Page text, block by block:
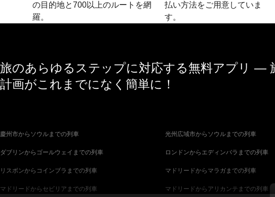
の目的地と700以上のルートを網
羅。
払い方法をご用意していま
す。
旅のあらゆるステップに対応する無料アプリ —
計画がこれまでになく簡単に！
慶州市からソウルまでの列車 光州広域市からソウルまでの列車
ダブリンからゴールウェイまでの列車 ロンドンからエディンバラまでの列車
リスボンからコインブラまでの列車 マドリードからマラガまでの列車
マドリードからセビリアまでの列車 マドリードからアリカンテまでの列車